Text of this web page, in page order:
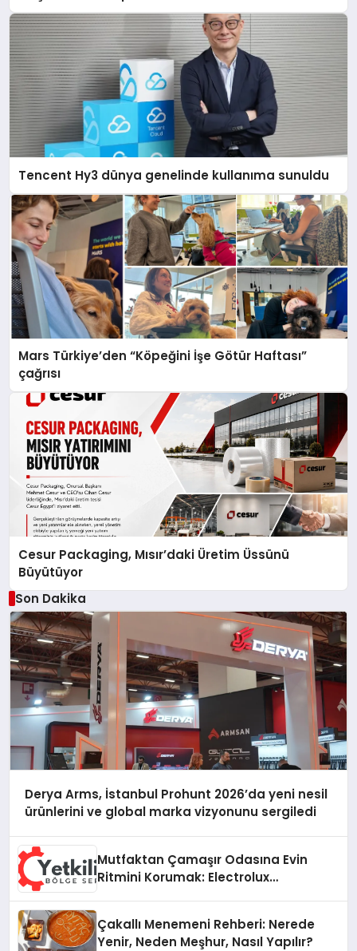
Tencent Hy3 dünya genelinde kullanıma sunuldu
Mars Türkiye’den “Köpeğini İşe Götür Haftası”
çağrısı
Cesur Packaging, Mısır’daki Üretim Üssünü
Büyütüyor
Son Dakika
Derya Arms, İstanbul Prohunt 2026’da yeni nesil
ürünlerini ve global marka vizyonunu sergiledi
Mutfaktan Çamaşır Odasına Evin
Ritmini Korumak: Electrolux
Çakallı Menemeni Rehberi: Nerede
Yenir, Neden Meşhur, Nasıl Yapılır?